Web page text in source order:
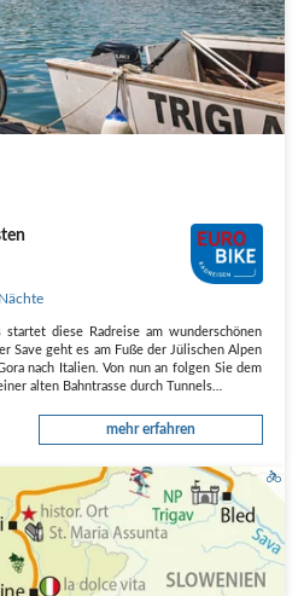
diese Radreise am wunderschönen
Save geht es am Fuße der Jülischen Alpen
nach Italien. Von nun an folgen Sie dem
alten Bahntrasse durch Tunnels…
mehr erfahren